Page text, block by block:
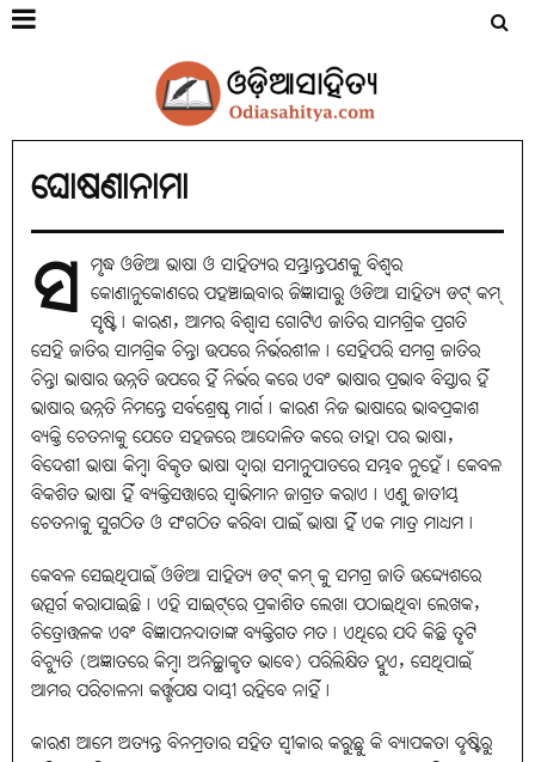
ଘୋଷଣାନାମା
ସ ମୃଦ୍ଧ ଓଡିଆ ଭାଷା ଓ ସାହିତ୍ୟର ସମ୍ଭ୍ରାନ୍ତପଣକୁ ବିଶ୍ବର
କୋଣାନୁକୋଣରେ ପହଞ୍ଚାଇବାର ଜିଜ୍ଞାସାରୁ ଓଡିଆ ସାହିତ୍ୟ ଡଟ୍ କମ୍
ସୃଷ୍ଟି୤ କାରଣ, ଆମର ବିଶ୍ବାସ ଗୋଟିଏ ଜାତିର ସାମଗ୍ରିକ ପ୍ରଗତି
ସେହି ଜାତିର ସାମଗ୍ରିକ ଚିନ୍ତା ଉପରେ ନିର୍ଭରଶୀଳ୤ ସେହିପରି ସମଗ୍ର ଜାତିର
ଚିନ୍ତା ଭାଷାର ଉନ୍ନତି ଉପରେ ହିଁ ନିର୍ଭର କରେ ଏବଂ ଭାଷାର ପ୍ରଭାବ ବିସ୍ତାର ହିଁ
ଭାଷାର ଉନ୍ନତି ନିମନ୍ତେ ସର୍ବଶ୍ରେଷ୍ଠ ମାର୍ଗ୤ କାରଣ ନିଜ ଭାଷାରେ ଭାବପ୍ରକାଶ
ବ୍ୟକ୍ତି ଚେତନାକୁ ଯେତେ ସହଜରେ ଆନ୍ଦୋଳିତ କରେ ତାହା ପର ଭାଷା,
ବିଦେଶୀ ଭାଷା କିମ୍ବା ବିକୃତ ଭାଷା ଦ୍ବାରା ସମାନୁପାତରେ ସମ୍ଭବ ନୁହେଁ୤ କେବଳ
ବିକଶିତ ଭାଷା ହିଁ ବ୍ୟକ୍ତିସତ୍ତାରେ ସ୍ବାଭିମାନ ଜାଗ୍ରତ କରାଏ୤ ଏଣୁ ଜାତୀୟ
ଚେତନାକୁ ସୁଗଠିତ ଓ ସଂଗଠିତ କରିବା ପାଇଁ ଭାଷା ହିଁ ଏକ ମାତ୍ର ମାଧ୍ୟମ୤
କେବଳ ସେଇଥିପାଇଁ ଓଡିଆ ସାହିତ୍ୟ ଡଟ୍ କମ୍ କୁ ସମଗ୍ର ଜାତି ଉଦ୍ଦ୍ୟେଶରେ
ଉତ୍ସର୍ଗ କରାଯାଇଛି୤ ଏହି ସାଇଟ୍‌ରେ ପ୍ରକାଶିତ ଲେଖା ପଠାଇଥିବା ଲେଖକ,
ଚିତ୍ରୋତ୍ତଳକ ଏବଂ ବିଜ୍ଞାପନଦାତାଙ୍କ ବ୍ୟକ୍ତିଗତ ମତ୤ ଏଥିରେ ଯଦି କିଛି ତୃଟି
ବିଚ୍ୟୁତି (ଅଜ୍ଞାତରେ କିମ୍ବା ଅନିଚ୍ଛାକୃତ ଭାବେ) ପରିଲିକ୍ଷିତ ହୁଏ, ସେଥିପାଇଁ
ଆମର ପରିଚାଳନା କର୍ତ୍ତୃପକ୍ଷ ଦାୟୀ ରହିବେ ନାହିଁ୤
କାରଣ ଆମେ ଅତ୍ୟନ୍ତ ବିନମ୍ରତାର ସହିତ ସ୍ବୀକାର କରୁଛୁ କି ବ୍ୟାପକତା ଦୃଷ୍ଟିରୁ